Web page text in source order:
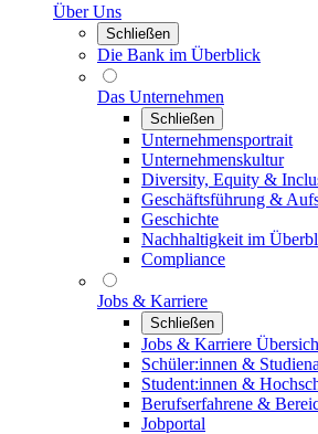
Über Uns
Schließen
Die Bank im Überblick
Das Unternehmen
Schließen
Unternehmensportrait
Unternehmenskultur
Diversity, Equity &
Geschäftsführung &
Geschichte
Nachhaltigkeit im
Compliance
Jobs & Karriere
Schließen
Jobs & Karriere
Schüler:innen &
Student:innen &
Berufserfahrene &
Jobportal